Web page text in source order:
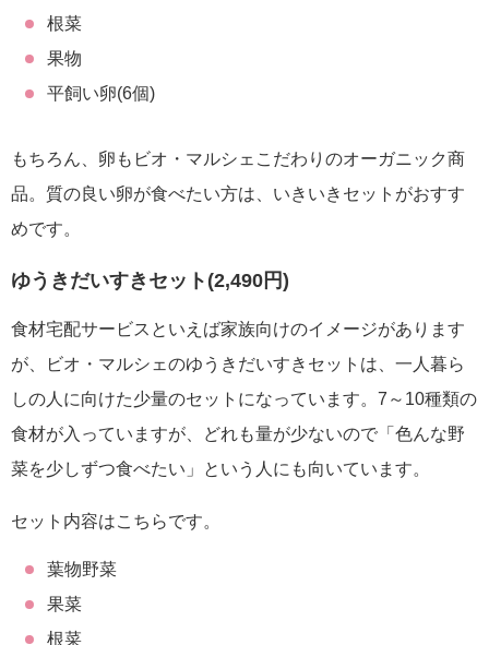
根菜
果物
平飼い卵(6個)
もちろん、卵もビオ・マルシェこだわりのオーガニック商
品。質の良い卵が食べたい方は、いきいきセットがおすす
めです。
ゆうきだいすきセット(2,490円)
食材宅配サービスといえば家族向けのイメージがあります
が、ビオ・マルシェのゆうきだいすきセットは、一人暮ら
しの人に向けた少量のセットになっています。7～10種類の
食材が入っていますが、どれも量が少ないので「色んな野
菜を少しずつ食べたい」という人にも向いています。
セット内容はこちらです。
葉物野菜
果菜
根菜